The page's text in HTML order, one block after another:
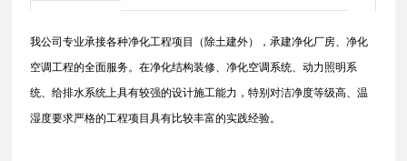
我公司专业承接各种净化工程项目（除土建外），承建净化厂房、净化
空调工程的全面服务。在净化结构装修、净化空调系统、动力照明系
统、给排水系统上具有较强的设计施工能力，特别对洁净度等级高、温
湿度要求严格的工程项目具有比较丰富的实践经验。